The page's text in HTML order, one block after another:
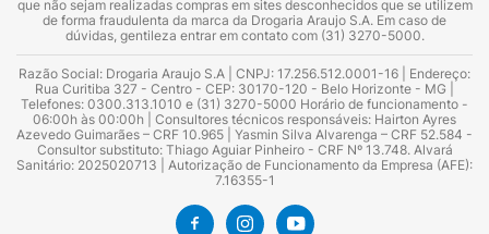
Cookies:O site da Araujo utiliza cookies para melhorar sua
experiência e oferecer serviços personalizados.
Preferências de Cookies
que não sejam realizadas compras em sites desconhecidos que se utilizem
de forma fraudulenta da marca da Drogaria Araujo S.A. Em caso de
dúvidas, gentileza entrar em contato com (31) 3270-5000.
Razão Social: Drogaria Araujo S.A | CNPJ: 17.256.512.0001-16 | Endereço:
Rua Curitiba 327 - Centro - CEP: 30170-120 - Belo Horizonte - MG |
Telefones: 0300.313.1010 e (31) 3270-5000 Horário de funcionamento -
06:00h às 00:00h | Consultores técnicos responsáveis: Hairton Ayres
Azevedo Guimarães – CRF 10.965 | Yasmin Silva Alvarenga – CRF 52.584 -
Consultor substituto: Thiago Aguiar Pinheiro - CRF Nº 13.748. Alvará
Sanitário: 2025020713 | Autorização de Funcionamento da Empresa (AFE):
7.16355-1